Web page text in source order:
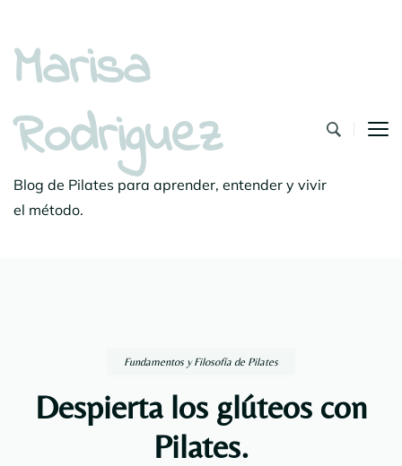
Marisa
Rodriguez
Blog de Pilates para aprender, entender y vivir
el método.
Fundamentos y Filosofía de Pilates
Despierta los glúteos con
Pilates.